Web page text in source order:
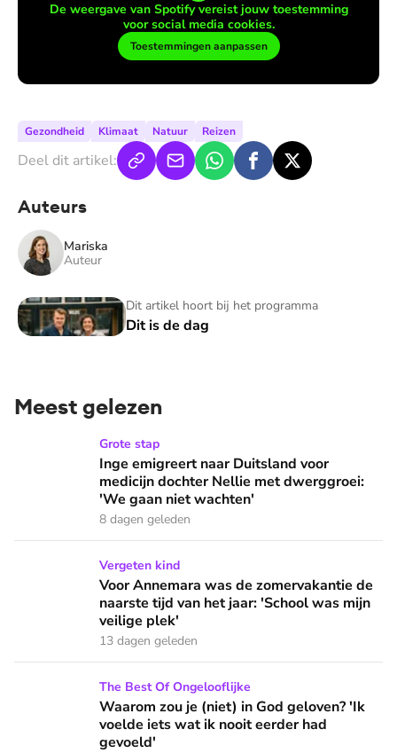
De weergave van Spotify vereist jouw toestemming
voor social media cookies.
Toestemmingen aanpassen
Gezondheid Klimaat Natuur Reizen
Deel dit artikel:
Auteurs
Mariska
Auteur
Dit artikel hoort bij het programma
Dit is de dag
Dit is de dag
Meest gelezen
Inge emigreert naar Duitsland voor medicijn dochter
Grote stap
Inge emigreert naar Duitsland voor
medicijn dochter Nellie met dwerggroei:
'We gaan niet wachten'
8 dagen geleden
Voor Annemara was de zomervakantie de naarste tijd van
Vergeten kind
Voor Annemara was de zomervakantie de
naarste tijd van het jaar: 'School was mijn
veilige plek'
13 dagen geleden
Waarom zou je (niet) in God geloven? 'Ik voelde iets wat
The Best Of Ongelooflijke
Waarom zou je (niet) in God geloven? 'Ik
voelde iets wat ik nooit eerder had
gevoeld'